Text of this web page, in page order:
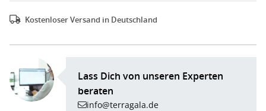
Kostenloser Versand in Deutschland
Lass Dich von unseren Experten
beraten
info@terragala.de